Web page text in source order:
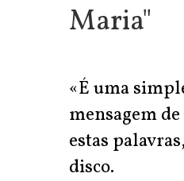
Maria"
«É uma
mensagem
estas
disco.